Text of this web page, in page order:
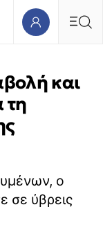
και
τη
ο
σε ύβρεις